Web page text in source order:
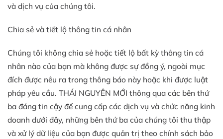
và dịch vụ của chúng tôi.
Chia sẻ và tiết lộ thông tin cá nhân
Chúng tôi không chia sẻ hoặc tiết lộ bất kỳ thông tin cá
nhân nào của bạn mà không được sự đồng ý, ngoài mục
đích được nêu ra trong thông báo này hoặc khi được luật
pháp yêu cầu. THÁI NGUYÊN MỚI thông qua các bên thứ
ba đáng tin cậy để cung cấp các dịch vụ và chức năng kinh
doanh dưới đây, những bên thứ ba của chúng tôi thu thập
và xử lý dữ liệu của bạn được quản trị theo chính sách bảo